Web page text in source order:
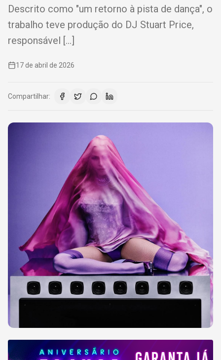
Descrito como "um retorno à pista de dança", o
trabalho teve produção do DJ Stuart Price,
responsável […]
17 de abril de 2026
Compartilhar: